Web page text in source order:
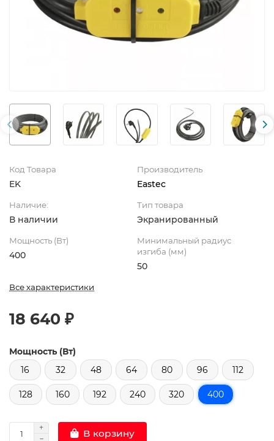
Код Товара
EK
Производитель
Eastec
Наличие:
В наличии
Тип товара
Экранированный
Мощность (Вт)
400
Минимальный радиус
изгиба (мм)
50
Все характеристики
18 640 ₽
Мощность (Вт)
16
32 48 64 80 96 112
128 160 192 240 320 400
В корзину